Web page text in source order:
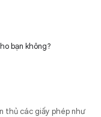
bạn không?
thủ các giấy phép như